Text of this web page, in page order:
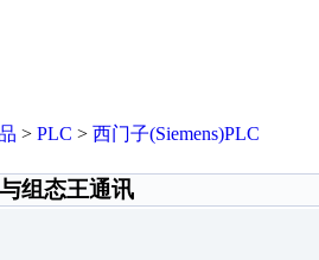
> PLC > 西门子(Siemens)PLC
组态王通讯